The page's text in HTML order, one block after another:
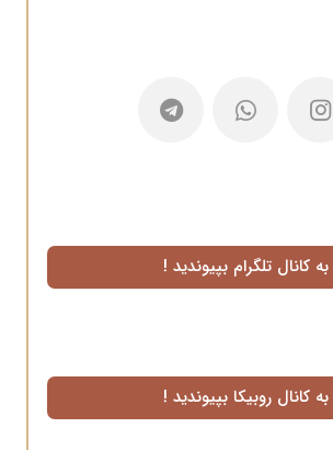
به کانال تلگرام بپیوندید !
به کانال روبیکا بپیوندید !